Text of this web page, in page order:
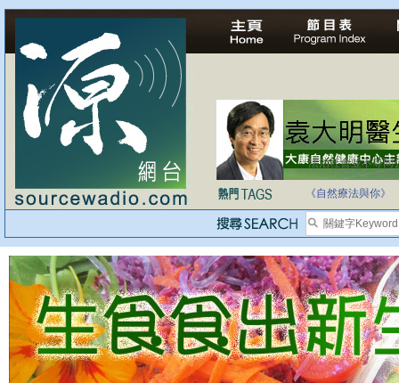
法治社會並不等同
《自然療法與你》